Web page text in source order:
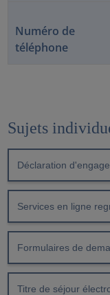
Numéro de
téléphone
Sujets
Déclaration
Services en ligne
Formulaires de
Titre de séjour